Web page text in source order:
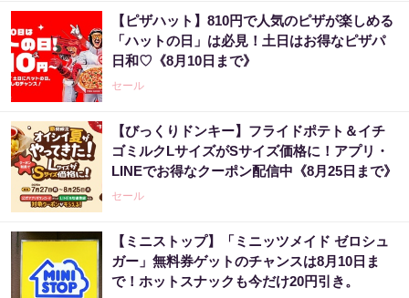
【ピザハット】810円で人気のピザが楽しめる
「ハットの日」は必見！土日はお得なピザパ
日和♡《8月10日まで》
セール
【びっくりドンキー】フライドポテト＆イチ
ゴミルクLサイズがSサイズ価格に！アプリ・
LINEでお得なクーポン配信中《8月25日まで》
セール
【ミニストップ】「ミニッツメイド ゼロシュ
ガー」無料券ゲットのチャンスは8月10日ま
で！ホットスナックも今だけ20円引き。